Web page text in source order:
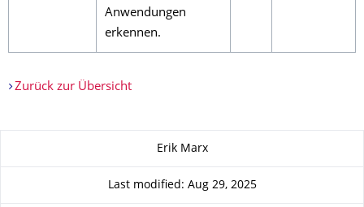
Anwendungen
erkennen.
Zurück zur Übersicht
Erik Marx
Last modified: Aug 29, 2025